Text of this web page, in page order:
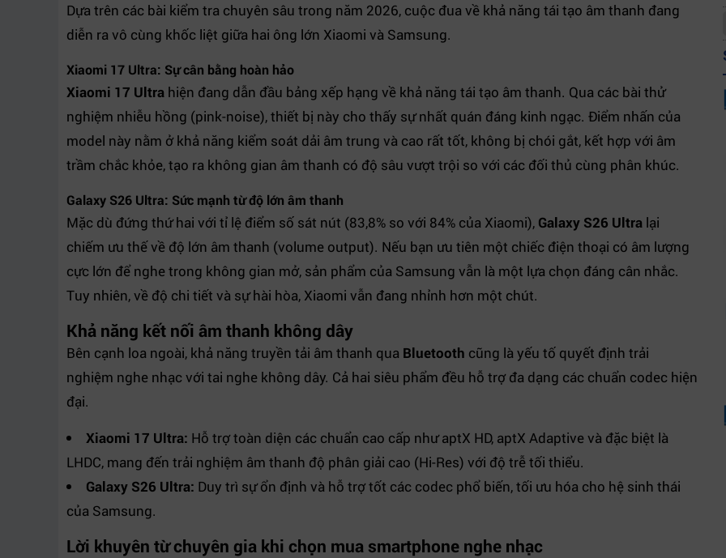
Dựa trên các bài kiểm tra chuyên sâu trong năm 2026, cuộc đua về khả năng tái tạo âm thanh đang
diễn ra vô cùng khốc liệt giữa hai ông lớn Xiaomi và Samsung.
Xiaomi 17 Ultra: Sự cân bằng hoàn hảo
Xiaomi 17 Ultra hiện đang dẫn đầu bảng xếp hạng về khả năng tái tạo âm thanh. Qua các bài thử
nghiệm nhiễu hồng (pink-noise), thiết bị này cho thấy sự nhất quán đáng kinh ngạc. Điểm nhấn của
model này nằm ở khả năng kiểm soát dải âm trung và cao rất tốt, không bị chói gắt, kết hợp với âm
trầm chắc khỏe, tạo ra không gian âm thanh có độ sâu vượt trội so với các đối thủ cùng phân khúc.
Galaxy S26 Ultra: Sức mạnh từ độ lớn âm thanh
Mặc dù đứng thứ hai với tỉ lệ điểm số sát nút (83,8% so với 84% của Xiaomi), Galaxy S26 Ultra lại
chiếm ưu thế về độ lớn âm thanh (volume output). Nếu bạn ưu tiên một chiếc điện thoại có âm lượng
cực lớn để nghe trong không gian mở, sản phẩm của Samsung vẫn là một lựa chọn đáng cân nhắc.
Tuy nhiên, về độ chi tiết và sự hài hòa, Xiaomi vẫn đang nhỉnh hơn một chút.
Khả năng kết nối âm thanh không dây
Bên cạnh loa ngoài, khả năng truyền tải âm thanh qua Bluetooth cũng là yếu tố quyết định trải
nghiệm nghe nhạc với tai nghe không dây. Cả hai siêu phẩm đều hỗ trợ đa dạng các chuẩn codec hiện
đại.
Xiaomi 17 Ultra: Hỗ trợ toàn diện các chuẩn cao cấp như aptX HD, aptX Adaptive và đặc biệt là
LHDC, mang đến trải nghiệm âm thanh độ phân giải cao (Hi-Res) với độ trễ tối thiểu.
Galaxy S26 Ultra: Duy trì sự ổn định và hỗ trợ tốt các codec phổ biến, tối ưu hóa cho hệ sinh thái
của Samsung.
Lời khuyên từ chuyên gia khi chọn mua smartphone nghe nhạc